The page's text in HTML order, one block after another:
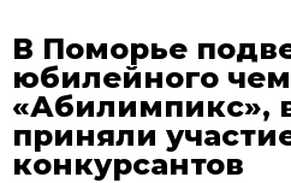
В Поморье
юбилейного
«Абилимпикс»,
приняли
конкурсантов